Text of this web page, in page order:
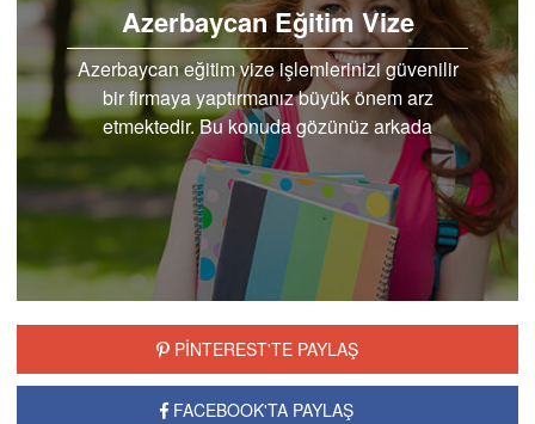
Azerbaycan Eğitim Vize
Azerbaycan eğitim vize işlemlerinizi güvenilir
bir firmaya yaptırmanız büyük önem arz
etmektedir. Bu konuda gözünüz arkada
kalmayacak...
PİNTEREST'TE PAYLAŞ
FACEBOOK'TA PAYLAŞ